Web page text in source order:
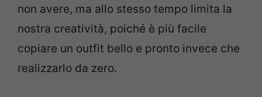
non avere, ma allo stesso tempo limita la
nostra creatività, poiché è più facile
copiare un outfit bello e pronto invece che
realizzarlo da zero.